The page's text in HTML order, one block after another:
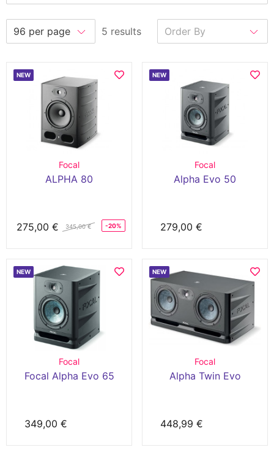
5 results
NEW
Focal
ALPHA 80
275,00 € 345,00 € -20%
NEW
Focal
Alpha Evo 50
279,00 €
NEW
Focal
Focal Alpha Evo 65
349,00 €
NEW
Focal
Alpha Twin Evo
448,99 €